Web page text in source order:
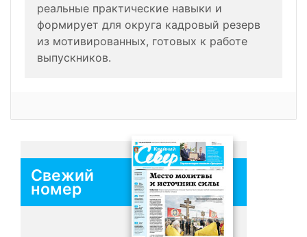
реальные практические навыки и
формирует для округа кадровый резерв
из мотивированных, готовых к работе
выпускников.
Свежий
номер